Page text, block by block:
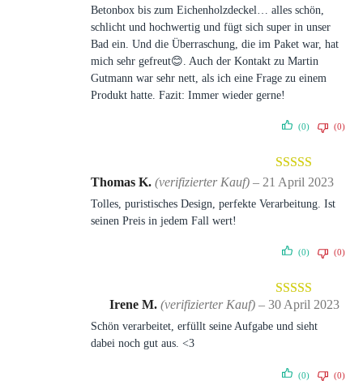
Betonbox bis zum Eichenholzdeckel… alles schön,
schlicht und hochwertig und fügt sich super in unser
Bad ein. Und die Überraschung, die im Paket war, hat
mich sehr gefreut😊. Auch der Kontakt zu Martin
Gutmann war sehr nett, als ich eine Frage zu einem
Produkt hatte. Fazit: Immer wieder gerne!
(0) (0)
Bewertet mit
5von 5
Thomas K.(verifizierter Kauf) – 21 April 2023
Tolles, puristisches Design, perfekte Verarbeitung. Ist
seinen Preis in jedem Fall wert!
(0) (0)
Bewertet mit
5von 5
Irene M.(verifizierter Kauf) – 30 April 2023
Schön verarbeitet, erfüllt seine Aufgabe und sieht
dabei noch gut aus. <3
(0) (0)